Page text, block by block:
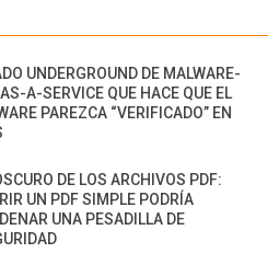
UNDERGROUND DE MALWARE-
A-SERVICE QUE HACE QUE EL
PAREZCA “VERIFICADO” EN
DE LOS ARCHIVOS PDF:
UN PDF SIMPLE PODRÍA
UNA PESADILLA DE